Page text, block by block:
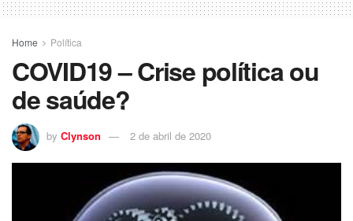
Home Política
COVID19 – Crise política ou
de saúde?
by Clynson 2 de abril de 2020